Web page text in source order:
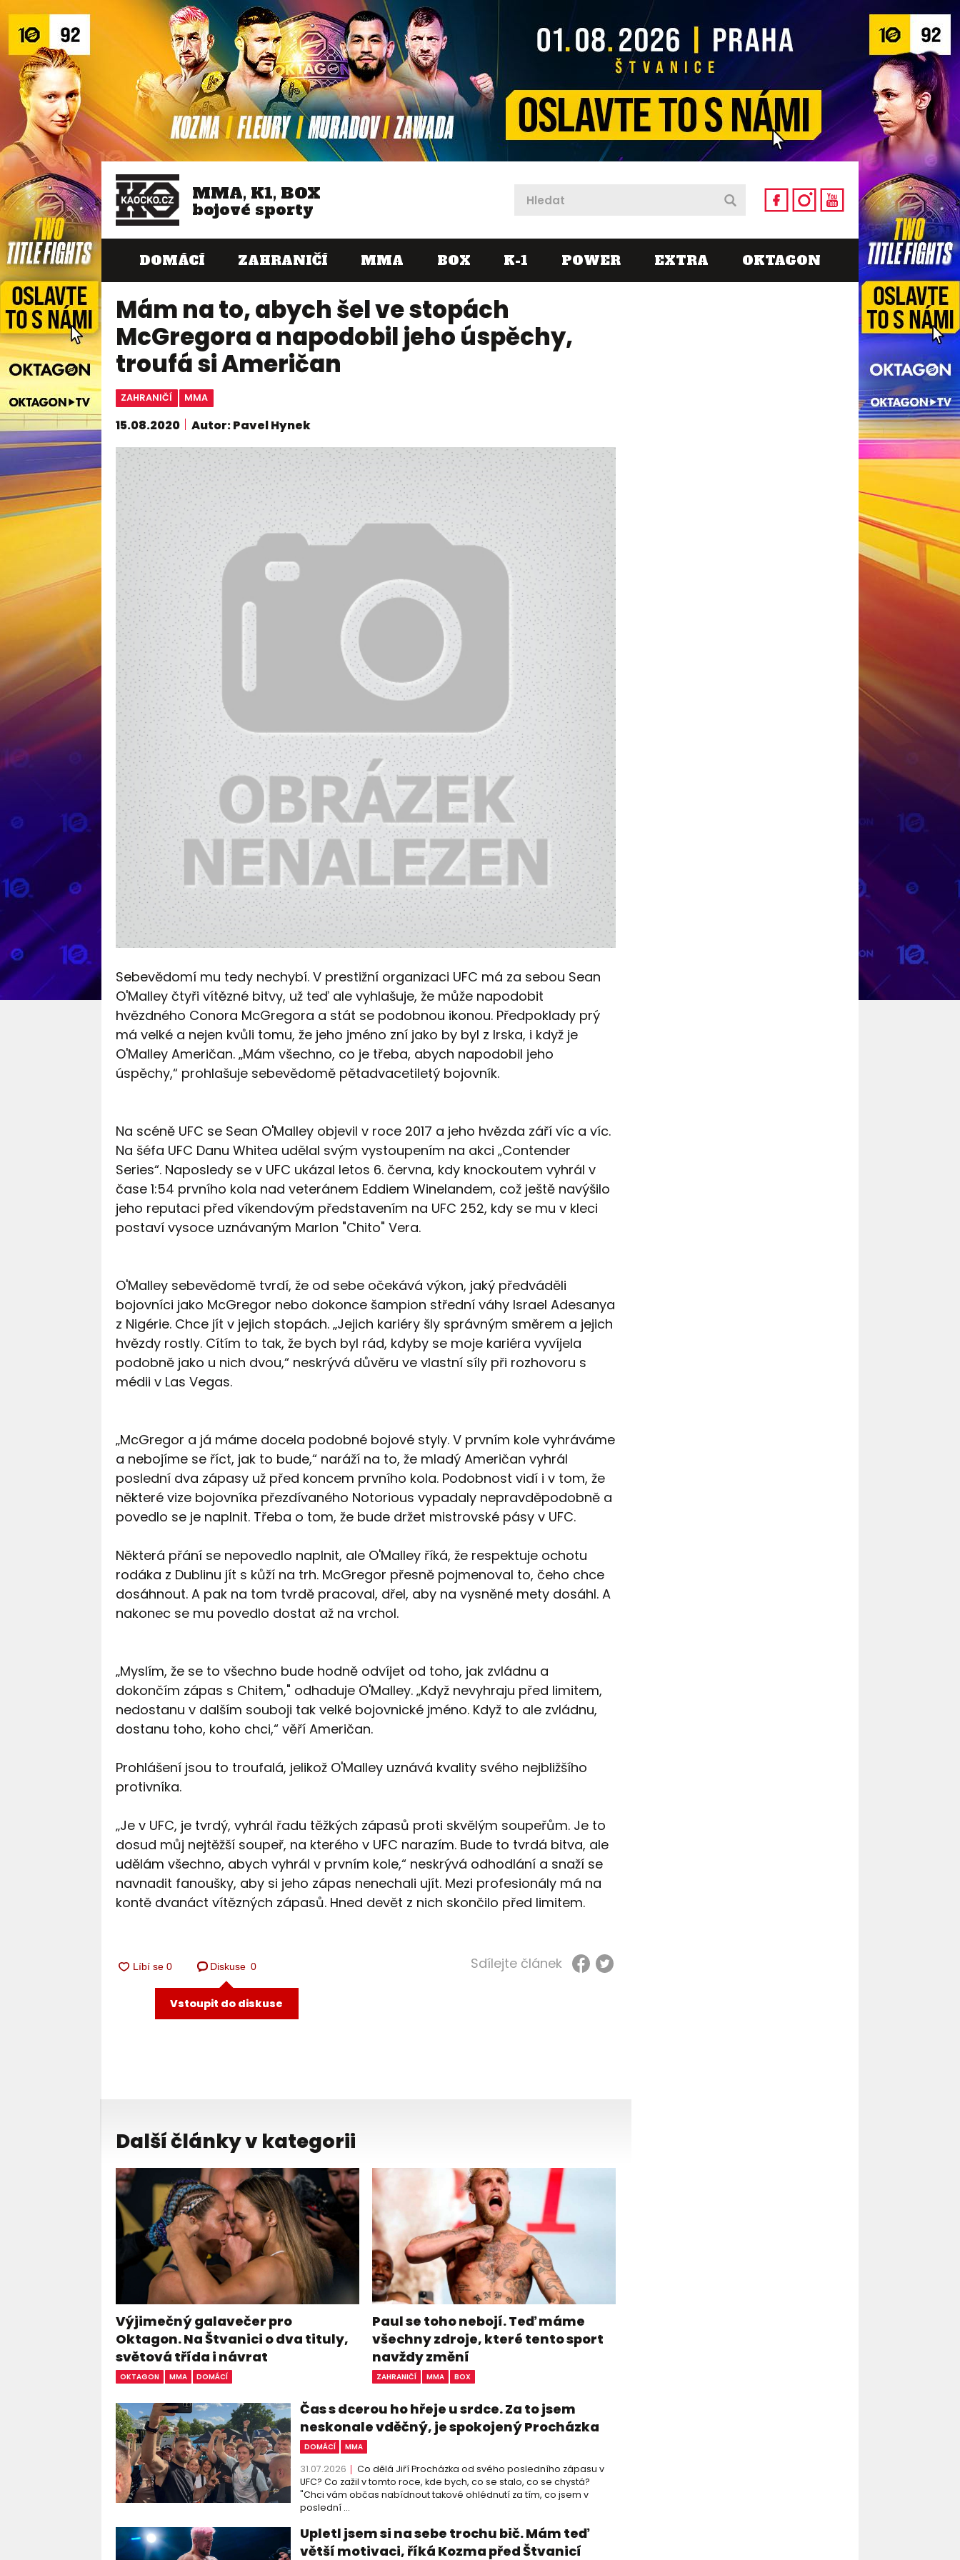
MMA, K1, BOX
bojové sporty
DOMÁCÍ ZAHRANIČÍ MMA BOX K-1 POWER EXTRA OKTAGON
Mám na to, abych šel ve stopách
McGregora a napodobil jeho úspěchy,
troufá si Američan
ZAHRANIČÍ MMA
15.08.2020 Autor: Pavel Hynek
Sebevědomí mu tedy nechybí. V prestižní organizaci UFC má za sebou Sean
O'Malley čtyři vítězné bitvy, už teď ale vyhlašuje, že může napodobit
hvězdného Conora McGregora a stát se podobnou ikonou. Předpoklady prý
má velké a nejen kvůli tomu, že jeho jméno zní jako by byl z Irska, i když je
O'Malley Američan. „Mám všechno, co je třeba, abych napodobil jeho
úspěchy,“ prohlašuje sebevědomě pětadvacetiletý bojovník.
Na scéně UFC se Sean O'Malley objevil v roce 2017 a jeho hvězda září víc a víc.
Na šéfa UFC Danu Whitea udělal svým vystoupením na akci „Contender
Series“. Naposledy se v UFC ukázal letos 6. června, kdy knockoutem vyhrál v
čase 1:54 prvního kola nad veteránem Eddiem Winelandem, což ještě navýšilo
jeho reputaci před víkendovým představením na UFC 252, kdy se mu v kleci
postaví vysoce uznávaným Marlon "Chito" Vera.
O'Malley sebevědomě tvrdí, že od sebe očekává výkon, jaký předváděli
bojovníci jako McGregor nebo dokonce šampion střední váhy Israel Adesanya
z Nigérie. Chce jít v jejich stopách. „Jejich kariéry šly správným směrem a jejich
hvězdy rostly. Cítím to tak, že bych byl rád, kdyby se moje kariéra vyvíjela
podobně jako u nich dvou,“ neskrývá důvěru ve vlastní síly při rozhovoru s
médii v Las Vegas.
„McGregor a já máme docela podobné bojové styly. V prvním kole vyhráváme
a nebojíme se říct, jak to bude,“ naráží na to, že mladý Američan vyhrál
poslední dva zápasy už před koncem prvního kola. Podobnost vidí i v tom, že
některé vize bojovníka přezdívaného Notorious vypadaly nepravděpodobně a
povedlo se je naplnit. Třeba o tom, že bude držet mistrovské pásy v UFC.
Některá přání se nepovedlo naplnit, ale O'Malley říká, že respektuje ochotu
rodáka z Dublinu jít s kůží na trh. McGregor přesně pojmenoval to, čeho chce
dosáhnout. A pak na tom tvrdě pracoval, dřel, aby na vysněné mety dosáhl. A
nakonec se mu povedlo dostat až na vrchol.
„Myslím, že se to všechno bude hodně odvíjet od toho, jak zvládnu a
dokončím zápas s Chitem," odhaduje O'Malley. „Když nevyhraju před limitem,
nedostanu v dalším souboji tak velké bojovnické jméno. Když to ale zvládnu,
dostanu toho, koho chci,“ věří Američan.
Prohlášení jsou to troufalá, jelikož O'Malley uznává kvality svého nejbližšího
protivníka.
„Je v UFC, je tvrdý, vyhrál řadu těžkých zápasů proti skvělým soupeřům. Je to
dosud můj nejtěžší soupeř, na kterého v UFC narazím. Bude to tvrdá bitva, ale
udělám všechno, abych vyhrál v prvním kole,“ neskrývá odhodlání a snaží se
navnadit fanoušky, aby si jeho zápas nenechali ujít. Mezi profesionály má na
kontě dvanáct vítězných zápasů. Hned devět z nich skončilo před limitem.
Diskuse 0
Vstoupit do diskuse
Sdílejte článek
Další články v kategorii
Výjimečný galavečer pro
Oktagon. Na Štvanici o dva tituly,
světová třída i návrat
OKTAGON MMA DOMÁCÍ
Paul se toho nebojí. Teď máme
všechny zdroje, které tento sport
navždy změní
ZAHRANIČÍ MMA BOX
Čas s dcerou ho hřeje u srdce. Za to jsem
neskonale vděčný, je spokojený Procházka
DOMÁCÍ MMA
31.07.2026
Co dělá Jiří Procházka od svého posledního zápasu v
UFC? Co zažil v tomto roce, kde bych, co se stalo, co se chystá?
"Chci vám občas nabídnout takové ohlédnutí za tím, co jsem v
poslední ...
Upletl jsem si na sebe trochu bič. Mám teď
větší motivaci, říká Kozma před Štvanicí